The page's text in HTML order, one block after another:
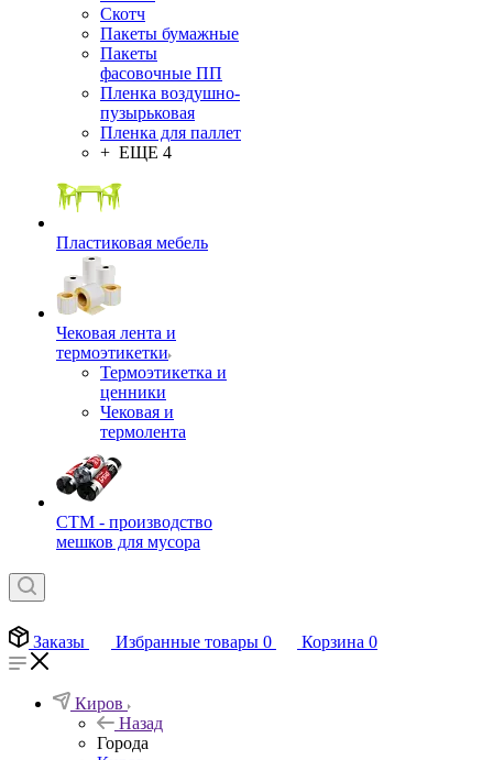
Скотч
Пакеты бумажные
Пакеты
фасовочные ПП
Пленка воздушно-
пузырьковая
Пленка для паллет
+ ЕЩЕ 4
Пластиковая мебель
Чековая лента и
термоэтикетки
Термоэтикетка и
ценники
Чековая и
термолента
СТМ - производство
мешков для мусора
Заказы Избранные товары 0 Корзина 0
Киров
Назад
Города